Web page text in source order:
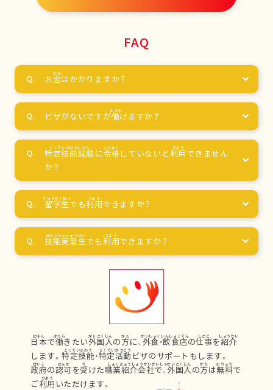
FAQ
お金はかかりますか？
ビザがないですが働けますか？
特定技能試験に合格 していないと利用 できません
か？
留学生でも利用 できますか？
技能実習生でも利用できますか？
日本で働きたい外国人の方に、 外食 ・飲食店の仕事を紹介
します。特定技能・特定活動 ビザのサポートもします。
政府の認可を受けた職業紹介会社で、 外国人の方は無料で
ご利用 いただけます。